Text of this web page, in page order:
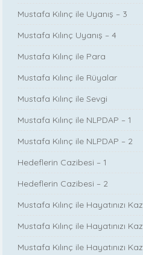
Mustafa Kılınç ile Uyanış – 3
Mustafa Kılınç Uyanış – 4
Mustafa Kılınç ile Para
Mustafa Kılınç ile Rüyalar
Mustafa Kılınç ile Sevgi
Mustafa Kılınç ile NLPDAP – 1
Mustafa Kılınç ile NLPDAP – 2
Hedeflerin Cazibesi – 1
Hedeflerin Cazibesi – 2
Mustafa Kılınç ile Hayatınızı
Mustafa Kılınç ile Hayatınızı
Mustafa Kılınç ile Hayatınızı